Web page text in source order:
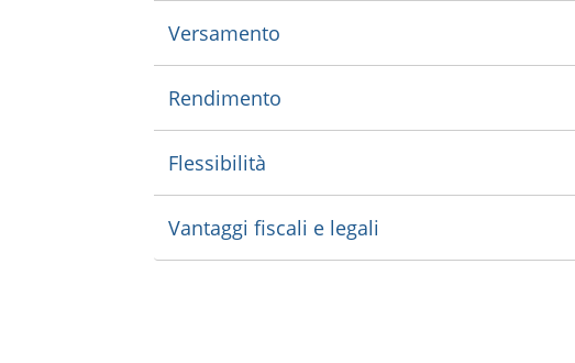
Versamento
Rendimento
Flessibilità
Vantaggi fiscali e legali